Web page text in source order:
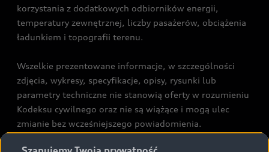
korzystania z dodatkowych odbiorników energii,
temperatury zewnętrznej, liczby pasażerów, obciążenia
ładunkiem i topografii terenu.
Wszelkie prezentowane informacje, w szczególności
zdjęcia, wykresy, specyfikacje, opisy, rysunki lub
parametry techniczne nie stanowią oferty w rozumieniu
Kodeksu cywilnego oraz nie są wiążące i mogą ulec
zmianie bez wcześniejszego powiadomienia.